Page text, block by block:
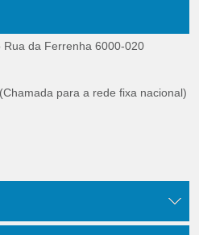
Rua da Ferrenha 6000-020
para a rede fixa nacional)